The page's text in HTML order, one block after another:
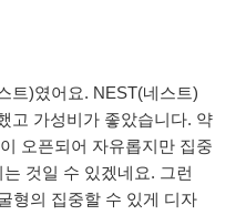
트)였어요. NEST(네스트)
고 가성비가 좋았습니다. 약
오픈되어 자유롭지만 집중
것일 수 있겠네요. 그런
형의 집중할 수 있게 디자